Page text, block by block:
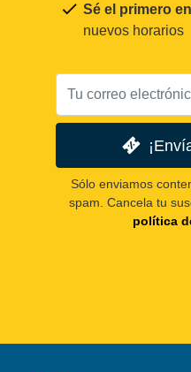
Sé el primero
nuevos horarios
Sólo enviamos
spam. Cancela tu
política